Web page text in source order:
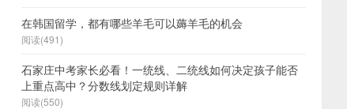
在韩国留学，都有哪些羊毛可以薅羊毛的机会
阅读(491)
石家庄中考家长必看！一统线、二统线如何决定孩子能否
上重点高中？分数线划定规则详解
阅读(550)